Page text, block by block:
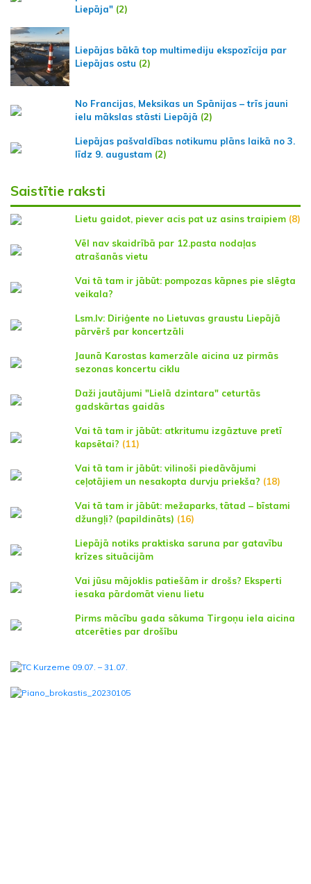
Liepāja" (2)
Liepājas bākā top multimediju ekspozīcija par
Liepājas ostu (2)
No Francijas, Meksikas un Spānijas – trīs jauni
ielu mākslas stāsti Liepājā (2)
Liepājas pašvaldības notikumu plāns laikā no 3.
līdz 9. augustam (2)
Saistītie raksti
Lietu gaidot, piever acis pat uz asins traipiem (8)
Vēl nav skaidrībā par 12.pasta nodaļas
atrašanās vietu
Vai tā tam ir jābūt: pompozas kāpnes pie slēgta
veikala?
Lsm.lv: Diriģente no Lietuvas graustu Liepājā
pārvērš par koncertzāli
Jaunā Karostas kamerzāle aicina uz pirmās
sezonas koncertu ciklu
Daži jautājumi "Lielā dzintara" ceturtās
gadskārtas gaidās
Vai tā tam ir jābūt: atkritumu izgāztuve pretī
kapsētai? (11)
Vai tā tam ir jābūt: vilinoši piedāvājumi
ceļotājiem un nesakopta durvju priekša? (18)
Vai tā tam ir jābūt: mežaparks, tātad – bīstami
džungļi? (papildināts) (16)
Liepājā notiks praktiska saruna par gatavību
krīzes situācijām
Vai jūsu mājoklis patiešām ir drošs? Eksperti
iesaka pārdomāt vienu lietu
Pirms mācību gada sākuma Tirgoņu iela aicina
atcerēties par drošību